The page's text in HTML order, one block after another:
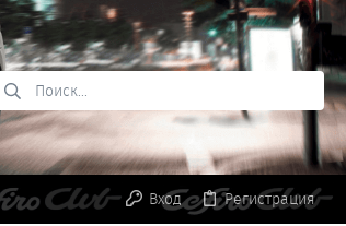
Вход Регистрация